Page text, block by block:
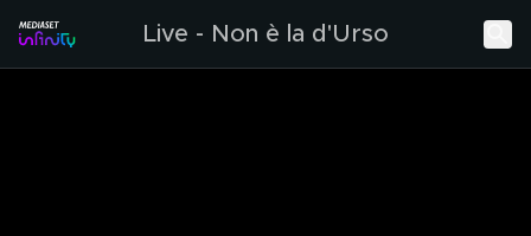
Live - Non è la d'Urso